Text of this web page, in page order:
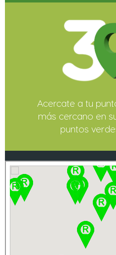
Acercate a tu
más cercano en
puntos